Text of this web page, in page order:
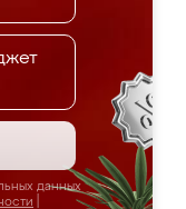
данных